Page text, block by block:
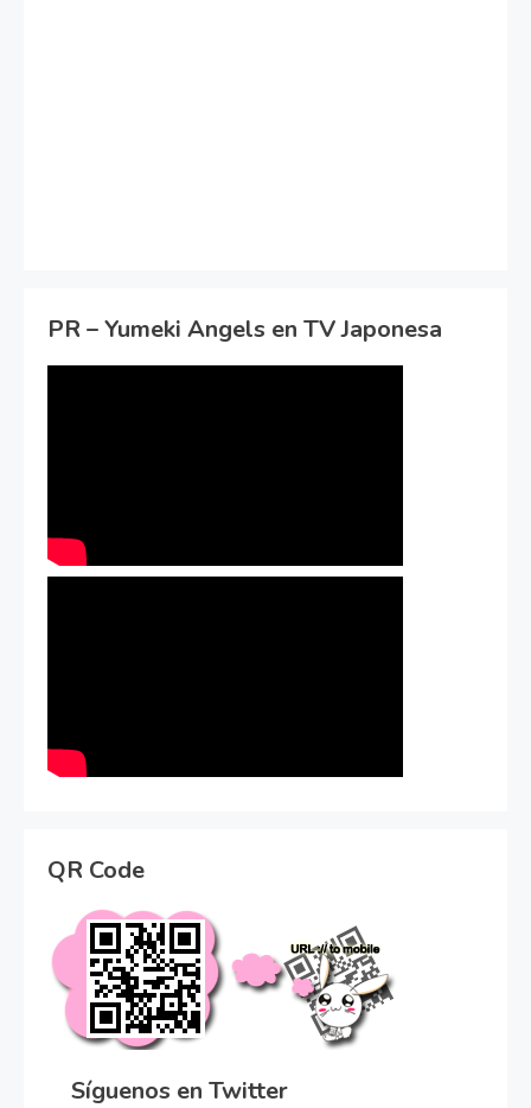
PR – Yumeki Angels en TV Japonesa
QR Code
Síguenos en Twitter